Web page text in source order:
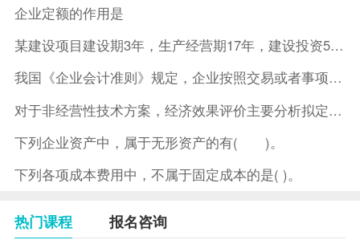
企业定额的作用是
某建设项目建设期3年，生产经营期17年，建设投资5500万元
我国《企业会计准则》规定，企业按照交易或者事项的经济特征确定
对于非经营性技术方案，经济效果评价主要分析拟定方案的( )。
下列企业资产中，属于无形资产的有( )。
下列各项成本费用中，不属于固定成本的是( )。
热门课程 报名咨询